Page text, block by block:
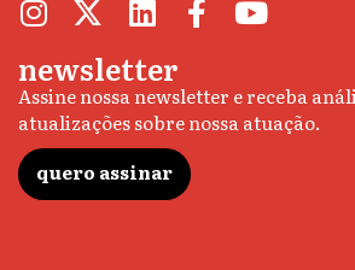
newsletter
Assine nossa newsletter e receba
atualizações sobre nossa atuação.
quero assinar